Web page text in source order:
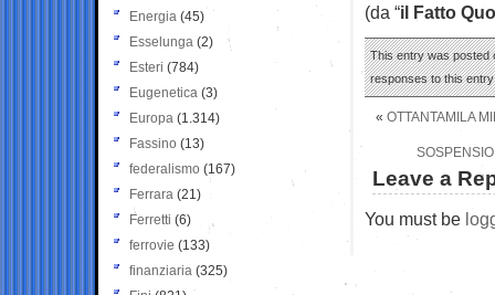
(da “il Fatto
This entry was posted
responses to this
« OTTANTAMILA
Leave a
You must be
Energia (45)
Esselunga (2)
Esteri (784)
Eugenetica (3)
Europa (1.314)
Fassino (13)
federalismo (167)
Ferrara (21)
Ferretti (6)
ferrovie (133)
finanziaria (325)